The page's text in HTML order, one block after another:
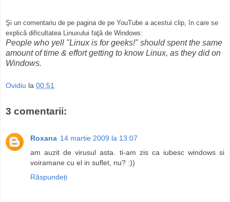
Şi un comentariu de pe pagina de pe YouTube a acestui clip, în care se
explică dificultatea Linuxului faţă de Windows:
People who yell "Linux is for geeks!" should spent the same
amount of time & effort getting to know Linux, as they did on
Windows.
Ovidiu la 00:51
3 comentarii:
Roxana 14 martie 2009 la 13:07
am auzit de virusul asta. ti-am zis ca iubesc windows si
voiramane cu el in suflet, nu? :))
Răspundeți